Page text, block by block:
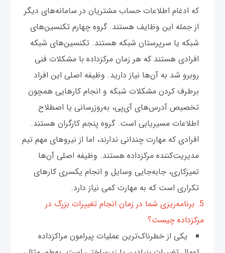
که ادغام اطلاعات حساب مشتریان در سامانه‌های دیگر
از جمله این وظایف هستند. گروه چهارم تکنسین‌های
شبکه یا سرپرستان شبکه‌ هستند. تکنسین‌های شبکه
افرادی هستند که هر زمان مرکز‌داده با مشکلات فنی
روبرو شد به آن‌ها نیاز دارید. وظیفه اصلی این افراد
برطرف کردن مشکلات شبکه و انجام کارهایی همچون
تخصیص آدرس‌های آی‌پی، به‌روزرسانی یا اصطلاح
اطلاعات مسیریابی است. گروه پنجم کارگران هستند.
افرادی که مهارت چندانی ندارند، اما از نیروهای مهم تیم
مدیریت‌کننده مرکز‌داده هستند. وظیفه اصلی آن‌ها
تمیزکاری، جابه‌جایی وسایل و انجام یکسری کارهای
تکراری است که به مهارت کمی نیاز دارد.
5. برنامه‌ریزی شما در زمان انجام تغییرات بزرگ در
مرکز‌داده چیست؟
یکی از خطرناک‌ترین عملیات پیرامون مراکز‌داده